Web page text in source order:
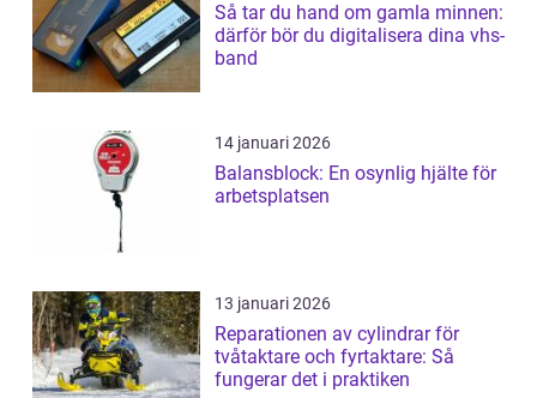
Så tar du hand om gamla minnen:
därför bör du digitalisera dina vhs-
band
14 januari 2026
Balansblock: En osynlig hjälte för
arbetsplatsen
13 januari 2026
Reparationen av cylindrar för
tvåtaktare och fyrtaktare: Så
fungerar det i praktiken